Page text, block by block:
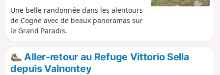
Une belle randonnée dans les alentours
de Cogne avec de beaux panoramas sur
le Grand Paradis.
Aller-retour au Refuge Vittorio Sella
depuis Valnontey